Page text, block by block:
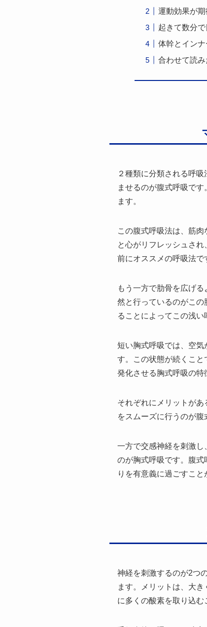
運動効果が
起きて数分
体幹とイン
合わせて読
２種類に分類される呼
ませるのが腹式呼吸で
ます。
この腹式呼吸法は、筋
と心がリフレッシュさ
前にオススメの呼吸法で
もう一方で肋骨を広げ
然と行っているのがこの
ることによってこの浅い
短い胸式呼吸では、空気
す。この状態が続くこ
発化させる胸式呼吸の特
それぞれにメリットが
をスムーズに行うのが
一方で交感神経を刺激
のが胸式呼吸です。腹
りを有意義に過ごすこと
神経を刺激するのが2つ
ます。メリットは、大
に多くの酸素を取り込む